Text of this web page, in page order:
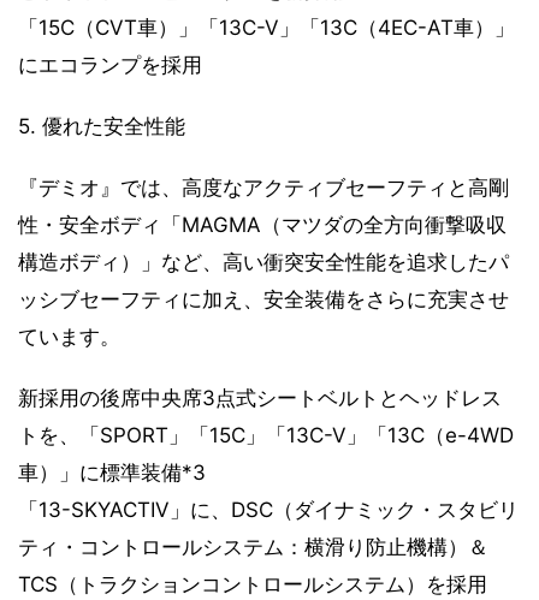
「15C（CVT車）」「13C-V」「13C（4EC-AT車）」
にエコランプを採用
5. 優れた安全性能
『デミオ』では、高度なアクティブセーフティと高剛
性・安全ボディ「MAGMA（マツダの全方向衝撃吸収
構造ボディ）」など、高い衝突安全性能を追求したパ
ッシブセーフティに加え、安全装備をさらに充実させ
ています。
新採用の後席中央席3点式シートベルトとヘッドレス
トを、「SPORT」「15C」「13C-V」「13C（e-4WD
車）」に標準装備*3
「13-SKYACTIV」に、DSC（ダイナミック・スタビリ
ティ・コントロールシステム：横滑り防止機構）＆
TCS（トラクションコントロールシステム）を採用